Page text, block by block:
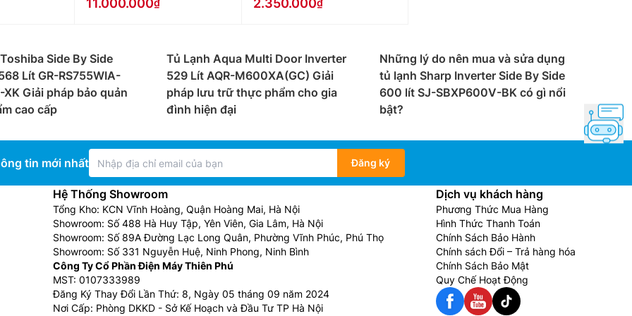
tủ theo số cánh như:
Tủ lạnh LG 2 cánh, 4 cánh đáp ứng mọi nhu cầu của khách hàng. Tuy nhiên phổ
ngăn đá trên và ngăn mát dưới. Không những vậy ở một số sản phẩm còn được thiết kế ngăn mát trên
quá nhiều khi sử dụng.
thượng, gây ấn tượng mạnh trước người dùng, giúp căn phòng nổi bật hơn.
trội và đảm bảo giá trị dinh dưỡng cao.
phẩm được bảo quản tối ưu hơn
người Việt.
ổn định và bền bỉ nhờ ứng dụng công nghệ Smart inverter.
và ẩm mốc nhờ công nghệ kháng khuẩn khử mùi hiện đại.
11.000.000 2.350.000
Side By Side
Lít GR-RS755WIA-
XK Giải pháp bảo quản
cao cấp
Tủ Lạnh Aqua Multi Door Inverter
529 Lít AQR-M600XA(GC) Giải
pháp lưu trữ thực phẩm cho gia
đình hiện đại
Những lý do nên mua và sửa dụng
tủ lạnh Sharp Inverter Side By Side
600 lít SJ-SBXP600V-BK có gì nổi
bật?
tin mới nhất Đăng ký
Hệ Thống Showroom
Tổng Kho: KCN Vĩnh Hoàng, Quận Hoàng Mai, Hà Nội
Showroom: Số 488 Hà Huy Tập, Yên Viên, Gia Lâm, Hà Nội
Showroom: Số 89A Đường Lạc Long Quân, Phường Vĩnh Phúc, Phú Thọ
Showroom: Số 331 Nguyễn Huệ, Ninh Phong, Ninh Bình
Công Ty Cổ Phần Điện Máy Thiên Phú
MST: 0107333989
Đăng Ký Thay Đổi Lần Thứ: 8, Ngày 05 tháng 09 năm 2024
Nơi Cấp: Phòng DKKD - Sở Kế Hoạch và Đầu Tư TP Hà Nội
Dịch vụ khách hàng
Phương Thức Mua Hàng
Hình Thức Thanh Toán
Chính Sách Bảo Hành
Chính sách Đổi – Trả hàng hóa
Chính Sách Bảo Mật
Quy Chế Hoạt Động